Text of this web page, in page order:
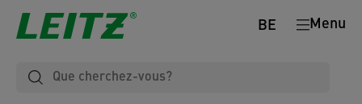
Menu
BE